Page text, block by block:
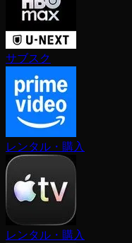
サブスク
レンタル・購入
レンタル・購入